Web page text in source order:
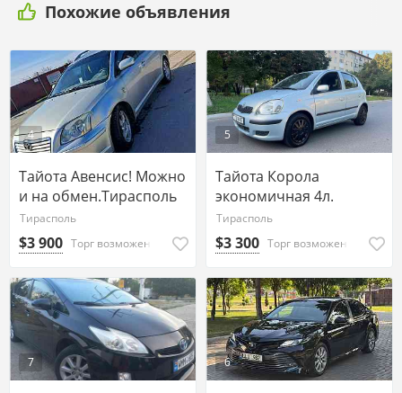
Похожие объявления
4
Тайота Авенсис! Можно
и на обмен.Тирасполь
Тирасполь
$3 900 Торг возможен
5
Тайота Корола
экономичная 4л.
Тирасполь
$3 300 Торг возможен
7 6